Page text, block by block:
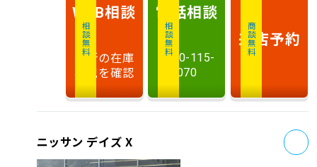
相談無料
WEB相談
最新の在庫
状況を確認
相談無料
電話相談
0120-115-
070
商談無料
来店予約
ニッサン デイズ X